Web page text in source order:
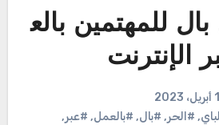
بال للمهتمين بالع
الإنترنت
, #الحر, #بال, #بالعمل, #عبر,